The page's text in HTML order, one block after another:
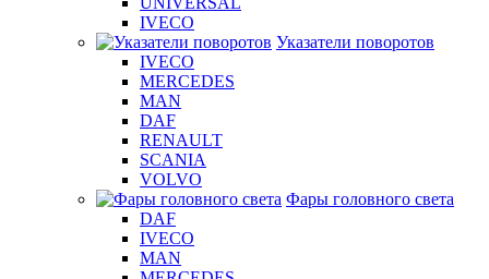
IVECO
Указатели поворотов
IVECO
MERCEDES
MAN
DAF
RENAULT
SCANIA
VOLVO
Фары головного света
DAF
IVECO
MAN